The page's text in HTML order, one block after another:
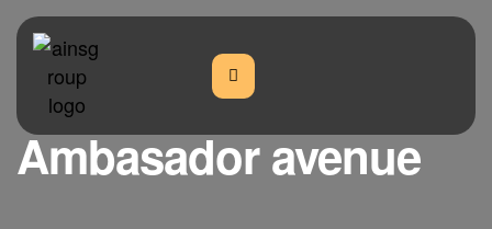
Ambasador avenue